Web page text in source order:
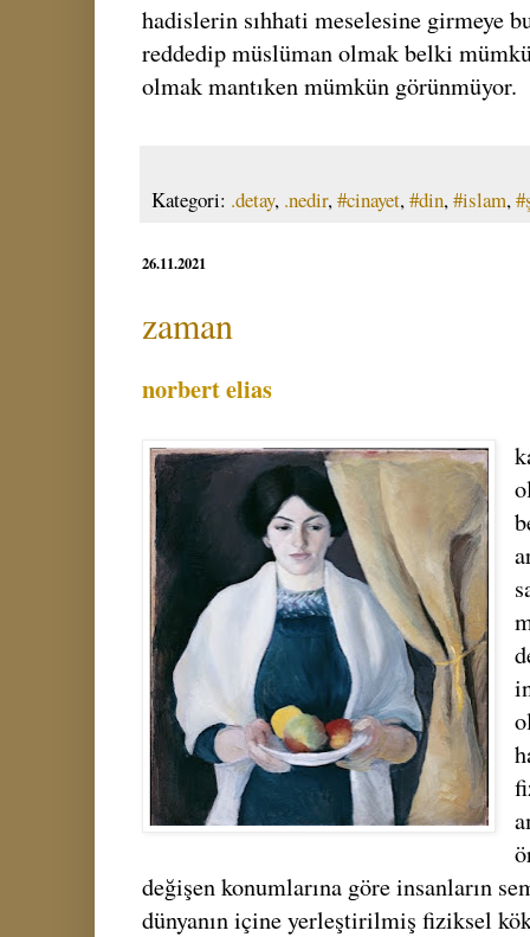
hadislerin sıhhati meselesine girmeye
reddedip müslüman olmak belki
olmak mantıken mümkün görünmüyor.
Kategori: .detay, .nedir,#cinayet,#din,#islam,
26.11.2021
zaman
norbert elias
değişen konumlarına göre insanların
dünyanın içine yerleştirilmiş fiziksel